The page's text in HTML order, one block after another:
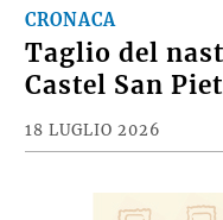
CRONACA
Taglio del
Castel San
18 LUGLIO 2026